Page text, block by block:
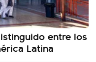
entre los
Latina